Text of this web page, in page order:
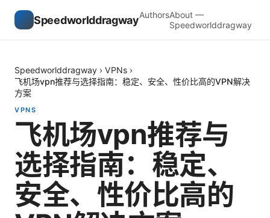
SpeedworlddragwayAuthorsAbout —
Speedworlddragway
Speedworlddragway › VPNs ›
飞机场vpn推荐与选择指南：稳定、安全、性价比高的VPN解决
方案
VPNS
飞机场vpn推荐与
选择指南：稳定、
安全、性价比高的